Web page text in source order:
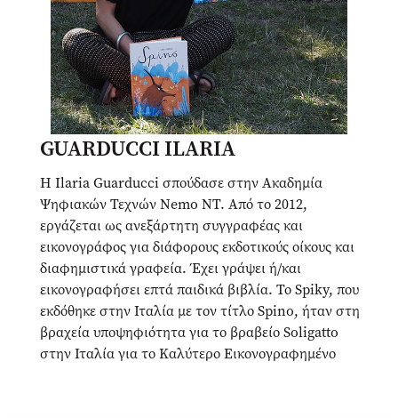
GUARDUCCI ILARIA
Η Ilaria Guarducci σπούδασε στην Ακαδημία
Ψηφιακών Τεχνών Nemo NT. Από το 2012,
εργάζεται ως ανεξάρτητη συγγραφέας και
εικονογράφος για διάφορους εκδοτικούς οίκους και
διαφημιστικά γραφεία. Έχει γράψει ή/και
εικονογραφήσει επτά παιδικά βιβλία. Το Spiky, που
εκδόθηκε στην Ιταλία με τον τίτλο Spino, ήταν στη
βραχεία υποψηφιότητα για το βραβείο Soligatto
στην Ιταλία για το Καλύτερο Εικονογραφημένο